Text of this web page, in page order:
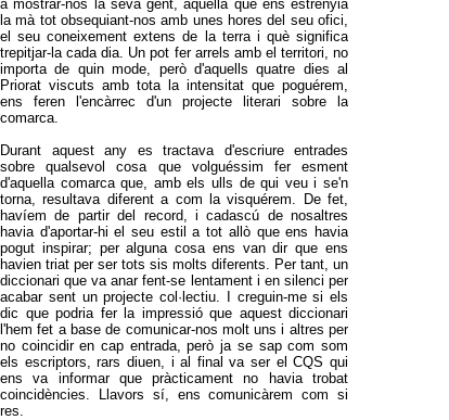
a mostrar-nos la seva gent, aquella que ens estrenyia
la mà tot obsequiant-nos amb unes hores del seu ofici,
el seu coneixement extens de la terra i què significa
trepitjar-la cada dia. Un pot fer arrels amb el territori, no
importa de quin mode, però d'aquells quatre dies al
Priorat viscuts amb tota la intensitat que poguérem,
ens feren l'encàrrec d'un projecte literari sobre la
comarca.
Durant aquest any es tractava d'escriure entrades
sobre qualsevol cosa que volguéssim fer esment
d'aquella comarca que, amb els ulls de qui veu i se'n
torna, resultava diferent a com la visquérem. De fet,
havíem de partir del record, i cadascú de nosaltres
havia d'aportar-hi el seu estil a tot allò que ens havia
pogut inspirar; per alguna cosa ens van dir que ens
havien triat per ser tots sis molts diferents. Per tant, un
diccionari que va anar fent-se lentament i en silenci per
acabar sent un projecte col·lectiu. I creguin-me si els
dic que podria fer la impressió que aquest diccionari
l'hem fet a base de comunicar-nos molt uns i altres per
no coincidir en cap entrada, però ja se sap com som
els escriptors, rars diuen, i al final va ser el CQS qui
ens va informar que pràcticament no havia trobat
coincidències. Llavors sí, ens comunicàrem com si
res.